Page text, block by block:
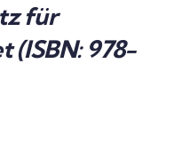
für
(ISBN: 978-